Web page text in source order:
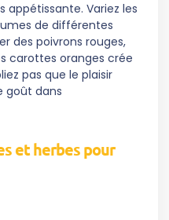
appétissante. Variez les
de différentes
des poivrons rouges,
carottes oranges crée
pas que le plaisir
goût dans
et herbes pour